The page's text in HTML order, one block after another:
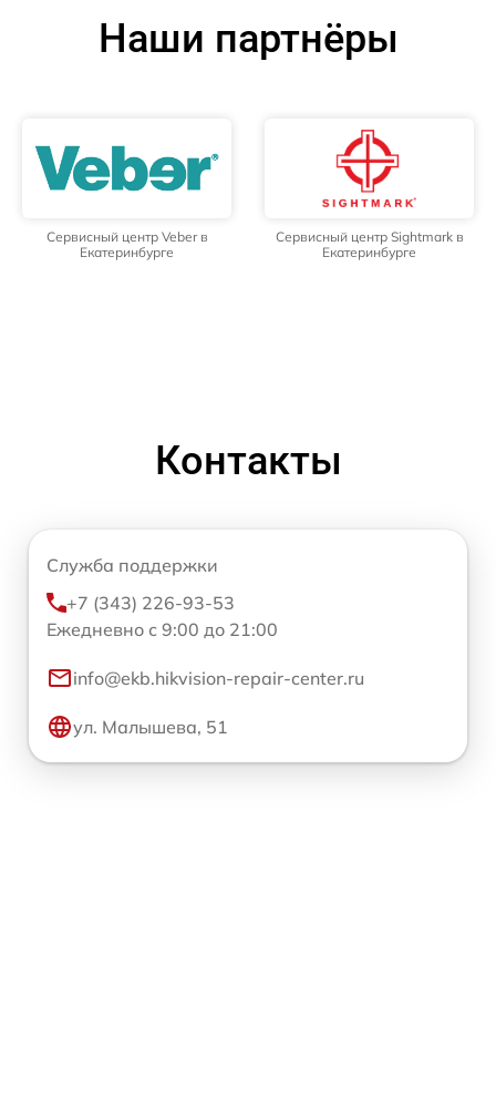
Наши партнёры
Сервисный центр Veber в
Екатеринбурге
Сервисный центр Sightmark в
Екатеринбурге
Контакты
Служба поддержки
+7 (343) 226-93-53
Ежедневно с 9:00 до 21:00
info@ekb.hikvision-repair-center.ru
ул. Малышева, 51